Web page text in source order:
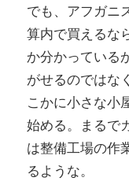
でも、アフガニ
算内で買えるな
か分かっている
がせるのではな
こかに小さな小
始める。まるで
は整備工場の作
るような。